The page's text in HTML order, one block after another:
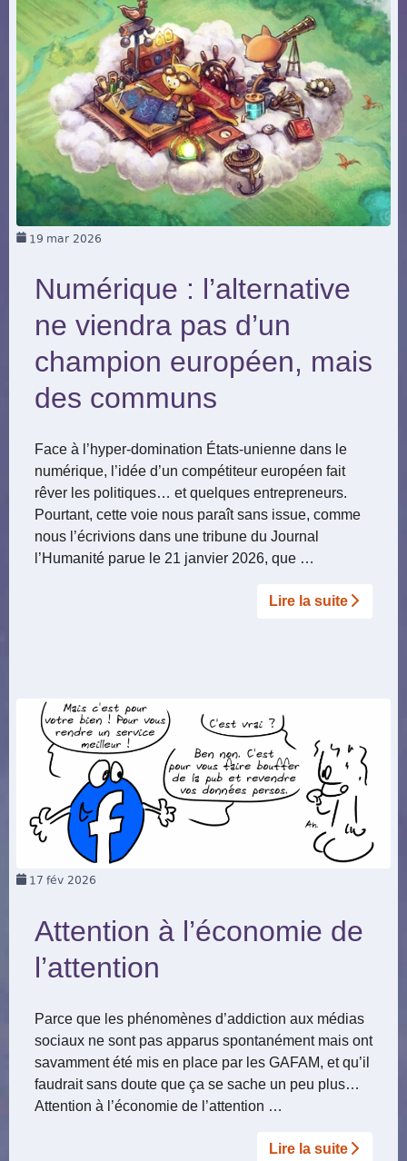
19 mar 2026
Numérique : l’alternative
ne viendra pas d’un
champion européen, mais
des communs
Face à l’hyper-domination États-unienne dans le
numérique, l’idée d’un compétiteur européen fait
rêver les politiques… et quelques entrepreneurs.
Pourtant, cette voie nous paraît sans issue, comme
nous l’écrivions dans une tribune du Journal
l’Humanité parue le 21 janvier 2026, que …
Lire la suite­­
17 fév 2026
Attention à l’économie de
l’attention
Parce que les phénomènes d’addiction aux médias
sociaux ne sont pas apparus spontanément mais ont
savamment été mis en place par les GAFAM, et qu’il
faudrait sans doute que ça se sache un peu plus…
Attention à l’économie de l’attention …
Lire la suite­­